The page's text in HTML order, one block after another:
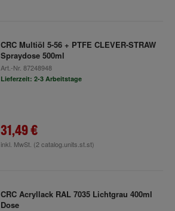
CRC Multiöl 5-56 + PTFE CLEVER-STRAW
Spraydose 500ml
Art.-Nr. 87248948
Lieferzeit: 2-3 Arbeitstage
31,49 €
inkl. MwSt. (2 catalog.units.st.st)
CRC Acryllack RAL 7035 Lichtgrau 400ml
Dose